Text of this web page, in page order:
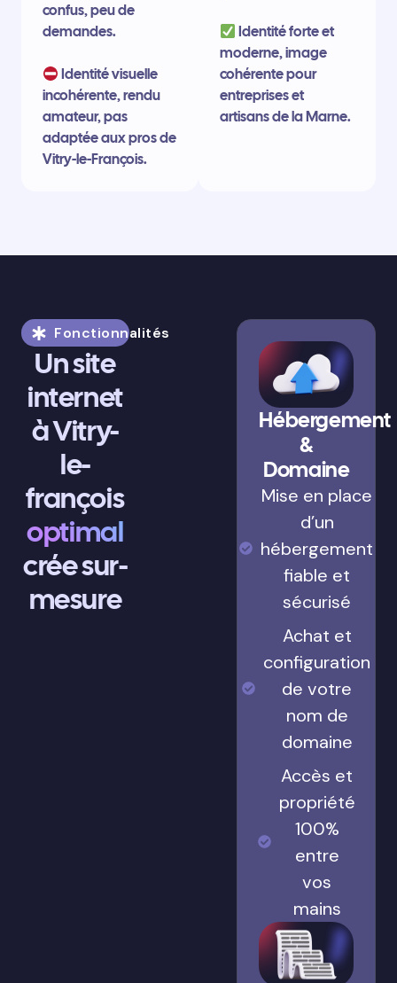
confus, peu de
demandes.
Identité visuelle
incohérente, rendu
amateur, pas
adaptée aux pros de
Vitry-le-François.
Identité forte et
moderne, image
cohérente pour
entreprises et
artisans de la Marne.
Fonctionnalités
Un site
internet
à Vitry-
le-
françois
optimal
crée sur-
mesure
Hébergement
&
Domaine
Mise en place
d’un
hébergement
fiable et
sécurisé
Achat et
configuration
de votre
nom de
domaine
Accès et
propriété
100%
entre
vos
mains